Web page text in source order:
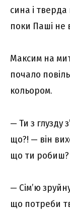
сина і
поки Паші не
Максим на
почало
кольором.
— Ти з глузду
що?! — він
що ти робиш?
— Сім’ю
що потреби